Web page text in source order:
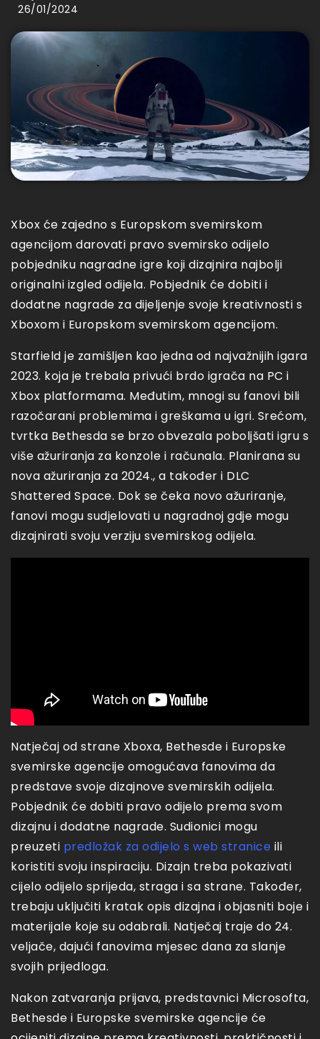
26/01/2024
Xbox će zajedno s Europskom svemirskom
agencijom darovati pravo svemirsko odijelo
pobjedniku nagradne igre koji dizajnira najbolji
originalni izgled odijela. Pobjednik će dobiti i
dodatne nagrade za dijeljenje svoje kreativnosti s
Xboxom i Europskom svemirskom agencijom.
Starfield je zamišljen kao jedna od najvažnijih igara
2023. koja je trebala privući brdo igrača na PC i
Xbox platformama. Međutim, mnogi su fanovi bili
razočarani problemima i greškama u igri. Srećom,
tvrtka Bethesda se brzo obvezala poboljšati igru s
više ažuriranja za konzole i računala. Planirana su
nova ažuriranja za 2024., a također i DLC
Shattered Space. Dok se čeka novo ažuriranje,
fanovi mogu sudjelovati u nagradnoj gdje mogu
dizajnirati svoju verziju svemirskog odijela.
Natječaj od strane Xboxa, Bethesde i Europske
svemirske agencije omogućava fanovima da
predstave svoje dizajnove svemirskih odijela.
Pobjednik će dobiti pravo odijelo prema svom
dizajnu i dodatne nagrade. Sudionici mogu
preuzeti predložak za odijelo s web stranice ili
koristiti svoju inspiraciju. Dizajn treba pokazivati
cijelo odijelo sprijeda, straga i sa strane. Također,
trebaju uključiti kratak opis dizajna i objasniti boje i
materijale koje su odabrali. Natječaj traje do 24.
veljače, dajući fanovima mjesec dana za slanje
svojih prijedloga.
Nakon zatvaranja prijava, predstavnici Microsofta,
Bethesde i Europske svemirske agencije će